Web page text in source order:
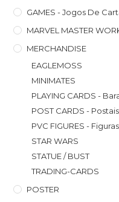
GAMES - Jogos De
MARVEL MASTER
MERCHANDISE
EAGLEMOSS
MINIMATES
PLAYING CARDS -
POST CARDS - Postais
PVC FIGURES -
STAR WARS
STATUE / BUST
TRADING-CARDS
POSTER